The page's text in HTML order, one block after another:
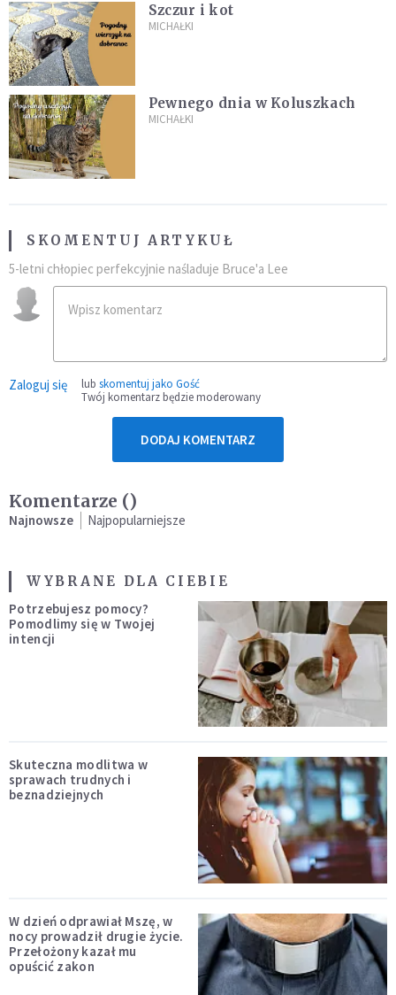
Szczur i kot
MICHAŁKI
Pewnego dnia w Koluszkach
MICHAŁKI
SKOMENTUJ ARTYKUŁ
5-letni chłopiec perfekcyjnie naśladuje Bruce'a Lee
Zaloguj się lub skomentuj jako Gość
Twój komentarz będzie moderowany
DODAJ KOMENTARZ
Komentarze ()
Najnowsze Najpopularniejsze
WYBRANE DLA CIEBIE
Potrzebujesz pomocy?
Pomodlimy się w Twojej
intencji
Skuteczna modlitwa w
sprawach trudnych i
beznadziejnych
W dzień odprawiał Mszę, w
nocy prowadził drugie życie.
Przełożony kazał mu
opuścić zakon